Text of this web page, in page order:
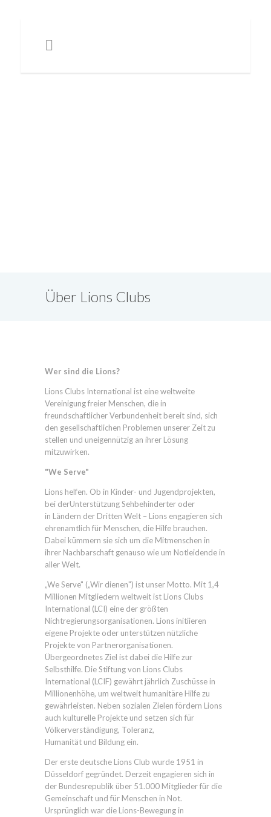
Über Lions Clubs
Wer sind die Lions?
Lions Clubs International ist eine weltweite
Vereinigung freier Menschen, die in
freundschaftlicher Verbundenheit bereit sind, sich
den gesellschaftlichen Problemen unserer Zeit zu
stellen und uneigennützig an ihrer Lösung
mitzuwirken.
"We Serve"
Lions helfen. Ob in Kinder- und Jugendprojekten,
bei derUnterstützung Sehbehinderter oder
in Ländern der Dritten Welt – Lions engagieren sich
ehrenamtlich für Menschen, die Hilfe brauchen.
Dabei kümmern sie sich um die Mitmenschen in
ihrer Nachbarschaft genauso wie um Notleidende in
aller Welt.
„We Serve" („Wir dienen") ist unser Motto. Mit 1,4
Millionen Mitgliedern weltweit ist Lions Clubs
International (LCI) eine der größten
Nichtregierungsorganisationen. Lions initiieren
eigene Projekte oder unterstützen nützliche
Projekte von Partnerorganisationen.
Übergeordnetes Ziel ist dabei die Hilfe zur
Selbsthilfe. Die Stiftung von Lions Clubs
International (LCIF) gewährt jährlich Zuschüsse in
Millionenhöhe, um weltweit humanitäre Hilfe zu
gewährleisten. Neben sozialen Zielen fördern Lions
auch kulturelle Projekte und setzen sich für
Völkerverständigung, Toleranz,
Humanität und Bildung ein.
Der erste deutsche Lions Club wurde 1951 in
Düsseldorf gegründet. Derzeit engagieren sich in
der Bundesrepublik über 51.000 Mitglieder für die
Gemeinschaft und für Menschen in Not.
Ursprünglich war die Lions-Bewegung in